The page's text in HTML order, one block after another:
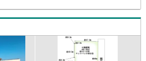
ちしております！